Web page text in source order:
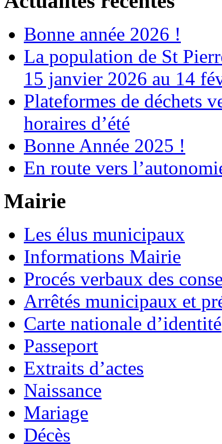
Bonne année 2026 !
La population de St
15 janvier 2026 au 14
Plateformes de déchets
horaires d’été
Bonne Année 2025 !
En route vers
Mairie
Les élus municipaux
Informations Mairie
Procés verbaux des
Arrêtés municipaux et
Carte nationale d’identité
Passeport
Extraits d’actes
Naissance
Mariage
Décès